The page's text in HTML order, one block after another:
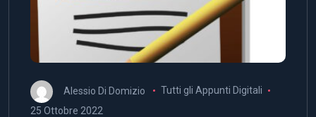
Alessio Di Domizio
Tutti gli Appunti Digitali
25 Ottobre 2022